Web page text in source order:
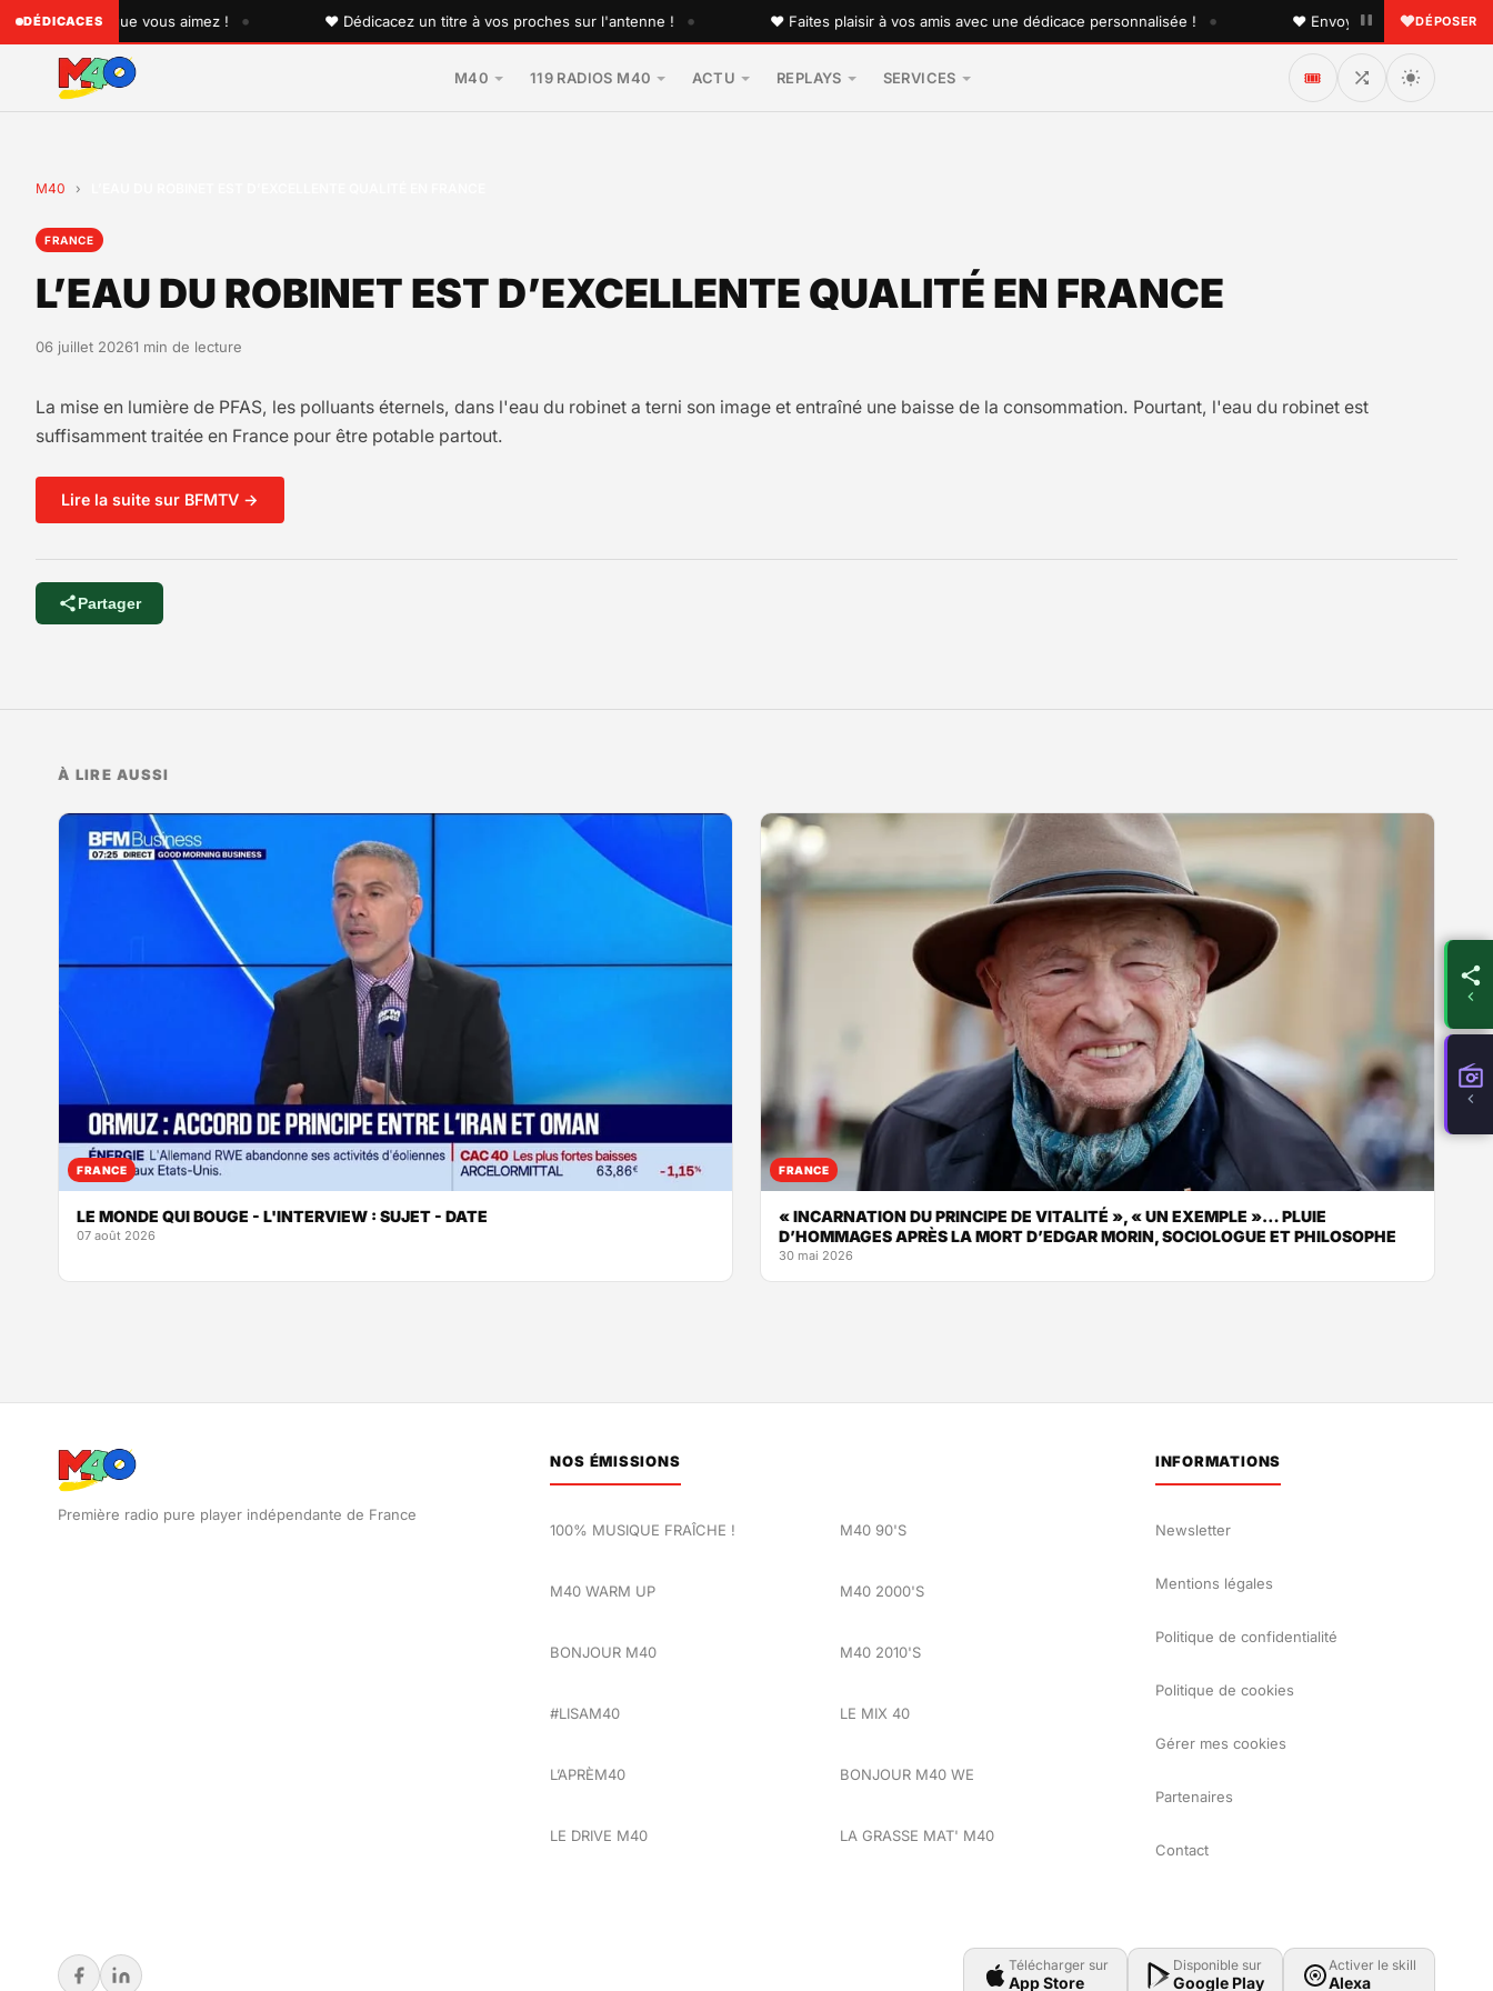
DÉDICACESque vous aimez ! • ♥ Dédicacez un titre à vos proches sur l'antenne ! • ♥ Faites plaisir à vos amis avec une dédicace personnalisée ! • ♥ Envoyez une dédicace àDÉPOSER
M40 119 RADIOS M40 ACTU REPLAYS SERVICES 🎟️
M40 ›
FRANCE
L’EAU DU ROBINET EST D’EXCELLENTE QUALITÉ EN FRANCE
06 juillet 20261 min de lecture
La mise en lumière de PFAS, les polluants éternels, dans l'eau du robinet a terni son image et entraîné une baisse de la consommation. Pourtant, l'eau du robinet est
suffisamment traitée en France pour être potable partout.
Lire la suite sur BFMTV →
Partager
À LIRE AUSSI
FRANCE
LE MONDE QUI BOUGE - L'INTERVIEW : SUJET - DATE
07 août 2026
FRANCE
« INCARNATION DU PRINCIPE DE VITALITÉ », « UN EXEMPLE »… PLUIE
D’HOMMAGES APRÈS LA MORT D’EDGAR MORIN, SOCIOLOGUE ET PHILOSOPHE
30 mai 2026
Première radio pure player indépendante de France
NOS ÉMISSIONS
100% MUSIQUE FRAÎCHE !
M40 WARM UP
BONJOUR M40
#LISAM40
L’APRÈM40
LE DRIVE M40
M40 90'S
M40 2000'S
M40 2010'S
LE MIX 40
BONJOUR M40 WE
LA GRASSE MAT' M40
INFORMATIONS
Newsletter
Mentions légales
Politique de confidentialité
Politique de cookies
Gérer mes cookies
Partenaires
Contact
Télécharger sur
App Store
Disponible sur
Google Play
Activer le skill
Alexa